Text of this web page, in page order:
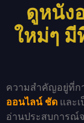
ดูหนัง
ใหม่ๆ มี
ความสำคัญอยู่ที่ก
ออนไลน์ ชัด และ
อ่านประสบการณ์